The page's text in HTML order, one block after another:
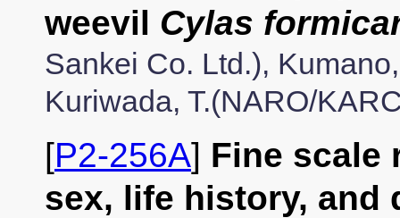
weevil Cylas
Sankei Co. Ltd.),
Kuriwada, T.(NARO/
[P2-256A] Fine scale
sex, life history, and